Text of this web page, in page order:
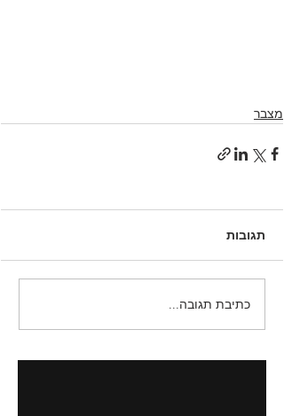
מצבר
תגובות
כתיבת תגובה...